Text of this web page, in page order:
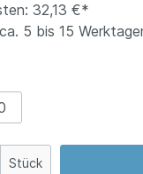
32,13 €*
5 bis 15
Stück